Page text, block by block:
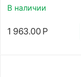
В наличии
1 963.00 Р